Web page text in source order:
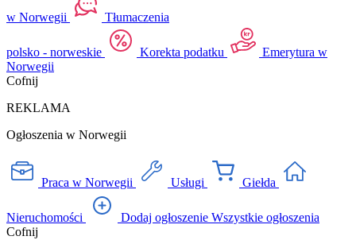
w Norwegii Tłumaczenia
polsko - norweskie Korekta podatku
Emerytura w
Norwegii
Cofnij
REKLAMA
Ogłoszenia w Norwegii
Praca w Norwegii Usługi Giełda
Nieruchomości Dodaj ogłoszenie Wszystkie ogłoszenia
Cofnij